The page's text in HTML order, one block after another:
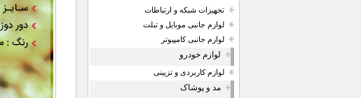
تجهیزات شبکه و ارتباطات
لوازم جانبی موبایل و تبلت
لوازم جانبی کامپیوتر
لوازم خودرو
لوازم کاربردی و تزیینی
مد و پوشاک